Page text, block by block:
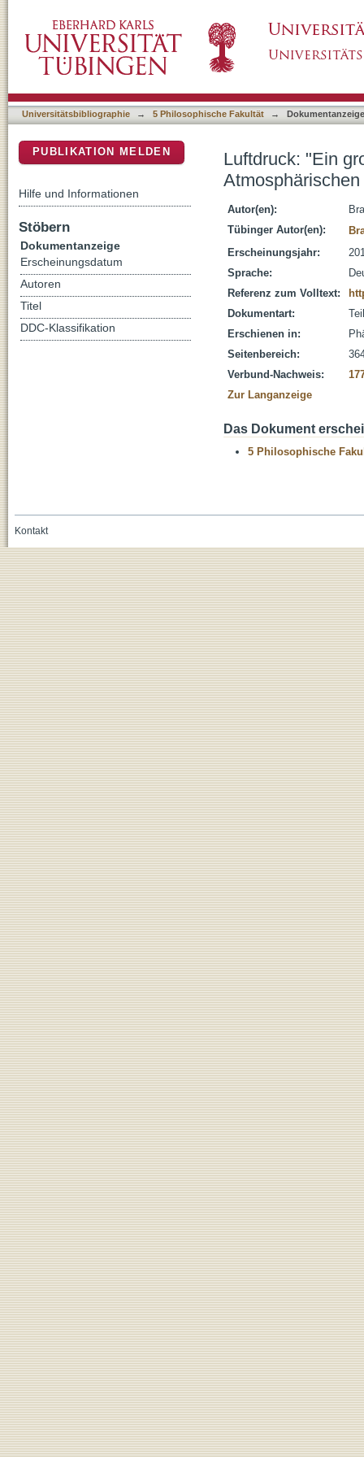
Hülshoff
Universitätsbibliographie → 5 Philosophische Fakultät → Dokumentanzeige
Luftdruck: "Ein
Autor(en):
Tübinger Autor(en):
Erscheinungsjahr:
Sprache:
Referenz zum Volltext:
Dokumentart:
Erschienen in:
Seitenbereich:
Verbund-Nachweis:
Zur Langanzeige
Das Dokument
5 Philosophische
PUBLIKATION MELDEN
Hilfe und Informationen
Stöbern
Dokumentanzeige
Erscheinungsdatum
Autoren
Titel
DDC-Klassifikation
Kontakt